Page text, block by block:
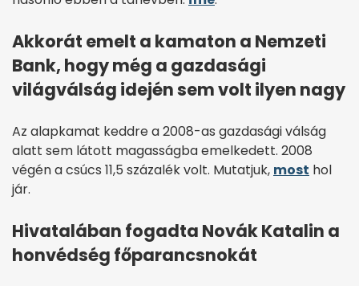
Akkorát emelt a kamaton a Nemzeti
Bank, hogy még a gazdasági
világválság idején sem volt ilyen nagy
Az alapkamat keddre a 2008-as gazdasági válság
alatt sem látott magasságba emelkedett. 2008
végén a csúcs 11,5 százalék volt. Mutatjuk, most hol
jár.
Hivatalában fogadta Novák Katalin a
honvédség főparancsnokát